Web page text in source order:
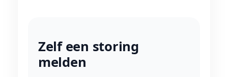
Zelf een storing
melden